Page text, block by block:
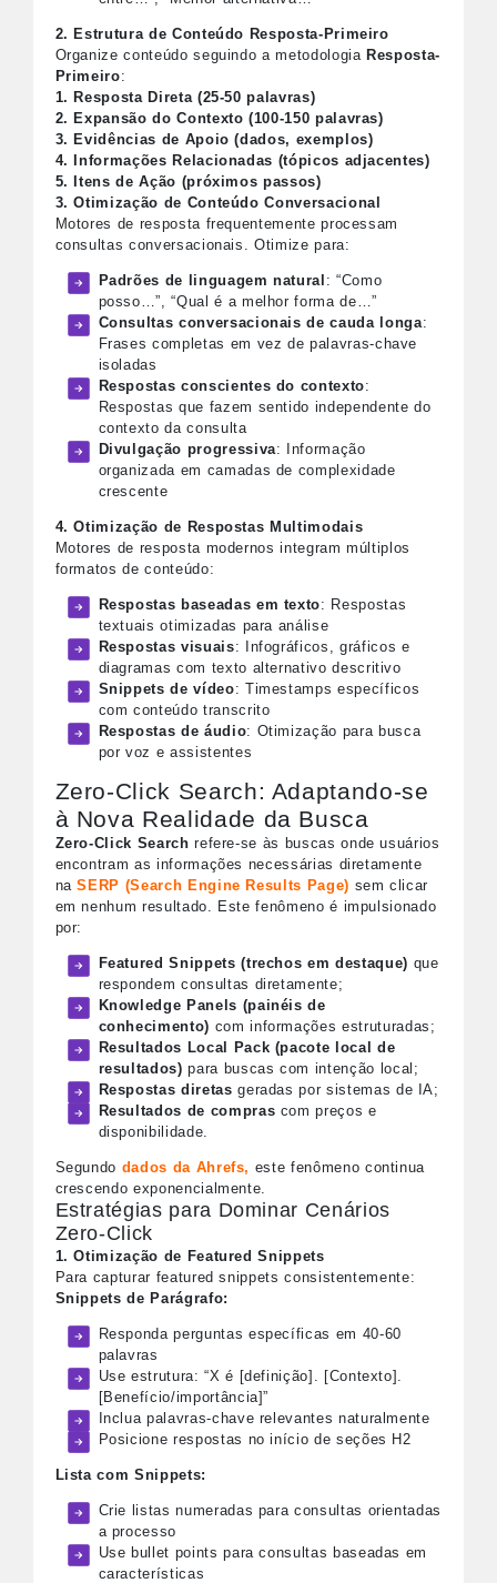
2. Estrutura de Conteúdo Resposta-Primeiro
Organize conteúdo seguindo a metodologiaResposta-
Primeiro:
1. Resposta Direta (25-50 palavras)
2. Expansão do Contexto (100-150 palavras)
3. Evidências de Apoio (dados, exemplos)
4. Informações Relacionadas (tópicos adjacentes)
5. Itens de Ação (próximos passos)
3. Otimização de Conteúdo Conversacional
Motores de resposta frequentemente processam
consultas conversacionais. Otimize para:
Padrões de linguagem natural : “Como
posso…”, “Qual é a melhor forma de…”
Consultas conversacionais de cauda longa:
Frases completas em vez de palavras-chave
isoladas
Respostas conscientes do contexto:
Respostas que fazem sentido independente do
contexto da consulta
Divulgação progressiva: Informação
organizada em camadas de complexidade
crescente
4. Otimização de Respostas Multimodais
Motores de resposta modernos integram múltiplos
formatos de conteúdo:
Respostas baseadas em texto: Respostas
textuais otimizadas para análise
Respostas visuais: Infográficos, gráficos e
diagramas com texto alternativo descritivo
Snippets de vídeo: Timestamps específicos
com conteúdo transcrito
Respostas de áudio: Otimização para busca
por voz e assistentes
Zero-Click Search: Adaptando-se
à Nova Realidade da Busca
Zero-Click Search refere-se às buscas onde usuários
encontram as informações necessárias diretamente
naSERP (Search Engine Results Page) sem clicar
em nenhum resultado. Este fenômeno é impulsionado
por:
Featured Snippets (trechos em destaque) que
respondem consultas diretamente;
Knowledge Panels (painéis de
conhecimento) com informações estruturadas;
Resultados Local Pack (pacote local de
resultados) para buscas com intenção local;
Respostas diretas geradas por sistemas de IA;
Resultados de compras com preços e
disponibilidade.
Segundo dados da Ahrefs, este fenômeno continua
crescendo exponencialmente.
Estratégias para Dominar Cenários
Zero-Click
1. Otimização de Featured Snippets
Para capturar featured snippets consistentemente:
Snippets de Parágrafo:
Responda perguntas específicas em 40-60
palavras
Use estrutura: “X é [definição]. [Contexto].
[Benefício/importância]”
Inclua palavras-chave relevantes naturalmente
Posicione respostas no início de seções H2
Lista com Snippets:
Crie listas numeradas para consultas orientadas
a processo
Use bullet points para consultas baseadas em
características